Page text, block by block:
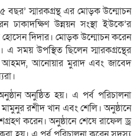
বছর’ স্মারকগ্রন্থ এর মোড়ক উন্মোচন
উন্নয়ন সংস্থা ইউকে’র
হোসেন দিদার। মোড়ক উন্মোচন করেন
এ সময় উপস্থিত ছিলেন স্মারকগ্রন্থের
আহমদ, আনোয়ার মুরাদ এবং জাবেদ
অনুষ্ঠিত হয়। এ পর্ব পরিচালনা
রশীদ খান এবং শেলি। অনুষ্ঠানে
করেন। অনুষ্ঠানে শেষে রাফেল ড্র